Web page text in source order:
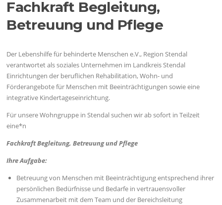
Fachkraft Begleitung,
Betreuung und Pflege
Der Lebenshilfe für behinderte Menschen e.V., Region Stendal
verantwortet als soziales Unternehmen im Landkreis Stendal
Einrichtungen der beruflichen Rehabilitation, Wohn- und
Förderangebote für Menschen mit Beeinträchtigungen sowie eine
integrative Kindertageseinrichtung.
Für unsere Wohngruppe in Stendal suchen wir ab sofort in Teilzeit
eine*n
Fachkraft Begleitung, Betreuung und Pflege
Ihre Aufgabe:
Betreuung von Menschen mit Beeinträchtigung entsprechend ihrer
persönlichen Bedürfnisse und Bedarfe in vertrauensvoller
Zusammenarbeit mit dem Team und der Bereichsleitung